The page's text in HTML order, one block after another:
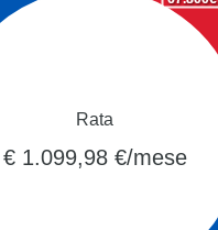
Rata
€ 1.099,98 €/mese